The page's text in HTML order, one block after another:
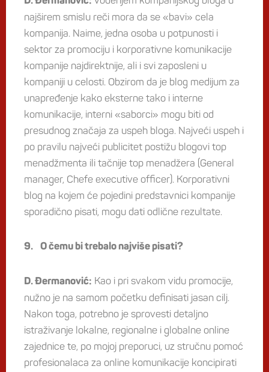
najširem smislu reči mora da se «bavi» cela
kompanija. Naime, jedna osoba u potpunosti i
sektor za promociju i korporativne komunikacije
kompanije najdirektnije, ali i svi zaposleni u
kompaniji u celosti. Obzirom da je blog medijum za
unapređenje kako eksterne tako i interne
komunikacije, interni «saborci» mogu biti od
presudnog značaja za uspeh bloga. Najveći uspeh i
po pravilu najveći publicitet postižu blogovi top
menadžmenta ili tačnije top menadžera (General
manager, Chefe executive officer). Korporativni
blog na kojem će pojedini predstavnici kompanije
sporadično pisati, mogu dati odlične rezultate.
9. O čemu bi trebalo najviše pisati?
D. Đermanović: Kao i pri svakom vidu promocije,
nužno je na samom početku definisati jasan cilj.
Nakon toga, potrebno je sprovesti detaljno
istraživanje lokalne, regionalne i globalne online
zajednice te, po mojoj preporuci, uz stručnu pomoć
profesionalaca za online komunikacije koncipirati